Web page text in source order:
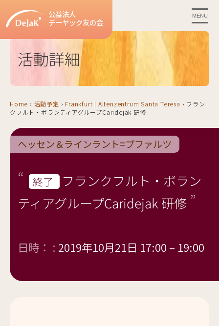
公益法人
デーヤック友の会
MENU
活動詳細
Home › 活動予定 › Frankfurt | Altenzentrum Santa Teresa › フラン
クフルト・ボランティアグループCaridejak 研修
ヘッセン＆ラインラント=プファルツ
終了
フランクフルト・ボラン
ティアグループCaridejak 研修
日時： : 2019年10月21日 17:00 – 19:00